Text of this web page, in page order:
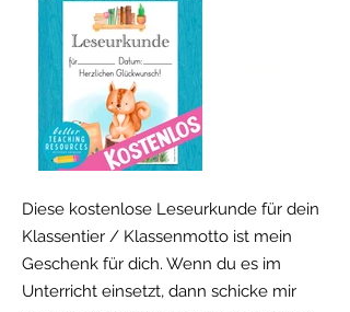
Türschild kostenlos herunterladen
Diese kostenlose Leseurkunde für dein
Klassentier / Klassenmotto ist mein
Geschenk für dich. Wenn du es im
Unterricht einsetzt, dann schicke mir